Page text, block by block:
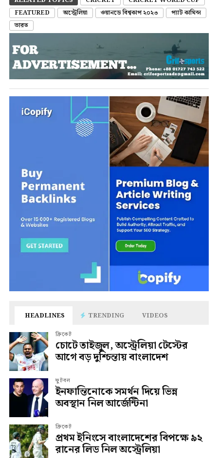
FEATURED
অস্ট্রেলিয়া ওয়ানডে বিশ্বকাপ ২০২৩
প্যাট কামিন্স
ভারত
HEADLINES TRENDING VIDEOS
ক্রিকেট
চোটে তাইজুল, অস্ট্রেলিয়া টেস্টের
আগে বড় দুশ্চিন্তায় বাংলাদেশ
ফুটবল
ইনফান্তিনোকে সমর্থন দিয়ে ভিন্ন
অবস্থান নিল আর্জেন্টিনা
ক্রিকেট
প্রথম ইনিংসে বাংলাদেশের বিপক্ষে ৯২
রানের লিড নিল অস্ট্রেলিয়া